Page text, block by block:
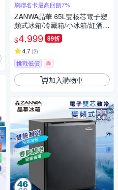
刷聯名卡最高回饋7%
ZANWA晶華 65L雙核芯電子變
頻式冰箱/冷藏箱/小冰箱/紅酒櫃
(ZW-65SB)
$4,999 89折
4.7(2)
挑戰低價 券
加入購物車